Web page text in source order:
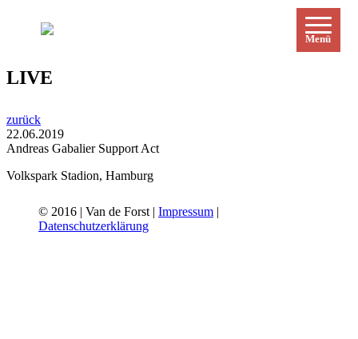
LIVE
zurück
22.06.2019
Andreas Gabalier Support Act
Volkspark Stadion, Hamburg
© 2016 | Van de Forst | Impressum |
Datenschutzerklärung
Menü